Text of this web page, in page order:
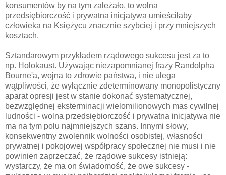
konsumentów by na tym zależało, to wolna
przedsiębiorczość i prywatna inicjatywa umieściłaby
człowieka na Księżycu znacznie szybciej i przy mniejszych
kosztach.
Sztandarowym przykładem rządowego sukcesu jest za to
np. Holokaust. Używając niezapomnianej frazy Randolpha
Bourne'a, wojna to zdrowie państwa, i nie ulega
wątpliwości, że wyłącznie zdeterminowany monopolistyczny
aparat opresji jest w stanie dokonać systematycznej,
bezwzględnej eksterminacji wielomilionowych mas cywilnej
ludności - wolna przedsiębiorczość i prywatna inicjatywa nie
ma na tym polu najmniejszych szans. Innymi słowy,
konsekwentny zwolennik wolności osobistej, własności
prywatnej i pokojowej współpracy społecznej nie musi i nie
powinien zaprzeczać, że rządowe sukcesy istnieją:
wystarczy, że ma on świadomość, że owe sukcesy -